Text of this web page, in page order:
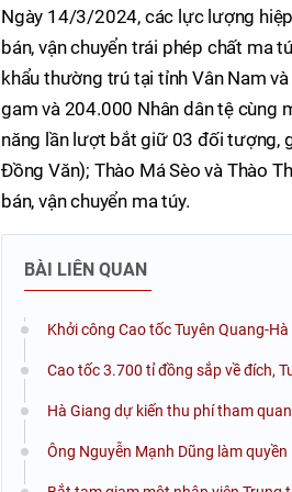
Ngày 14/3/2024, các lực lượng
bán, vận chuyển trái phép chất ma
khẩu thường trú tại tỉnh Vân Nam
gam và 204.000 Nhân dân tệ cùng
năng lần lượt bắt giữ 03 đối tượng,
Đồng Văn); Thào Má Sèo và Thào
bán, vận chuyển ma túy.
BÀI LIÊN QUAN
Khởi công Cao tốc Tuyên Quang-
Cao tốc 3.700 tỉ đồng sắp về đích,
Hà Giang dự kiến thu phí tham
Ông Nguyễn Mạnh Dũng làm